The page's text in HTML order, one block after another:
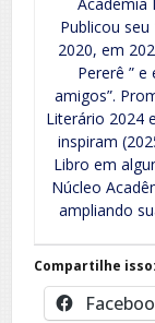
Publicou
2020, em
Pererê ”
amigos”.
Literário 2024
inspiram
Libro em
Núcleo
ampliando
Compartilhe isso: